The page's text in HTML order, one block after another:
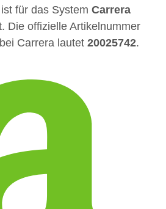
für das System Carrera
Die offizielle Artikelnummer
Carrera lautet 20025742.